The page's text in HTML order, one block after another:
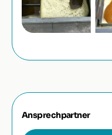
Ansprechpartner